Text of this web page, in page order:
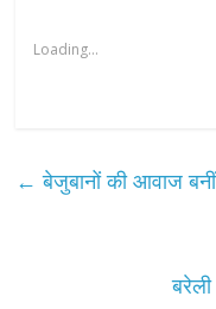
Loading...
← बेजुबानों की आवाज